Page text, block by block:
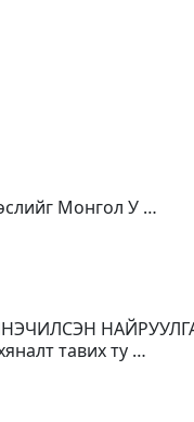
Монгол У …
тавих ту …